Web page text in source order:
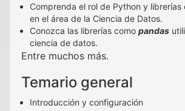
Comprenda el rol de Python y librerías
en el área de la Ciencia de Datos.
Conozca las librerías como pandas
ciencia de datos.
Entre muchos más.
Temario general
Introducción y configuración